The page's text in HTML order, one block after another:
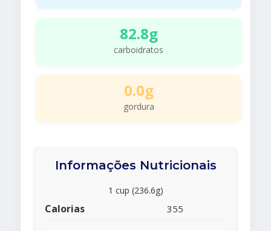
82.8g
carboidratos
0.0g
gordura
Informações Nutricionais
1 cup (236.6g)
Calorias 355